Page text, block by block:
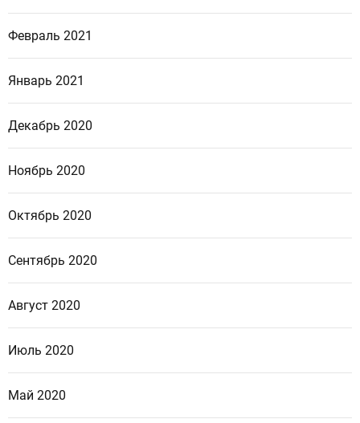
Февраль 2021
Январь 2021
Декабрь 2020
Ноябрь 2020
Октябрь 2020
Сентябрь 2020
Август 2020
Июль 2020
Май 2020